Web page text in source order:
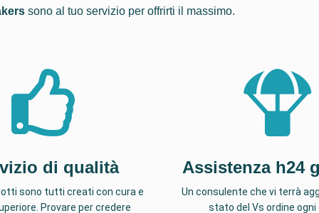
sono al tuo servizio per offrirti il massimo.
di qualità
sono tutti creati con cura e
Provare per credere
Assistenza h24
Un consulente che vi terrà
stato del Vs ordine ogni